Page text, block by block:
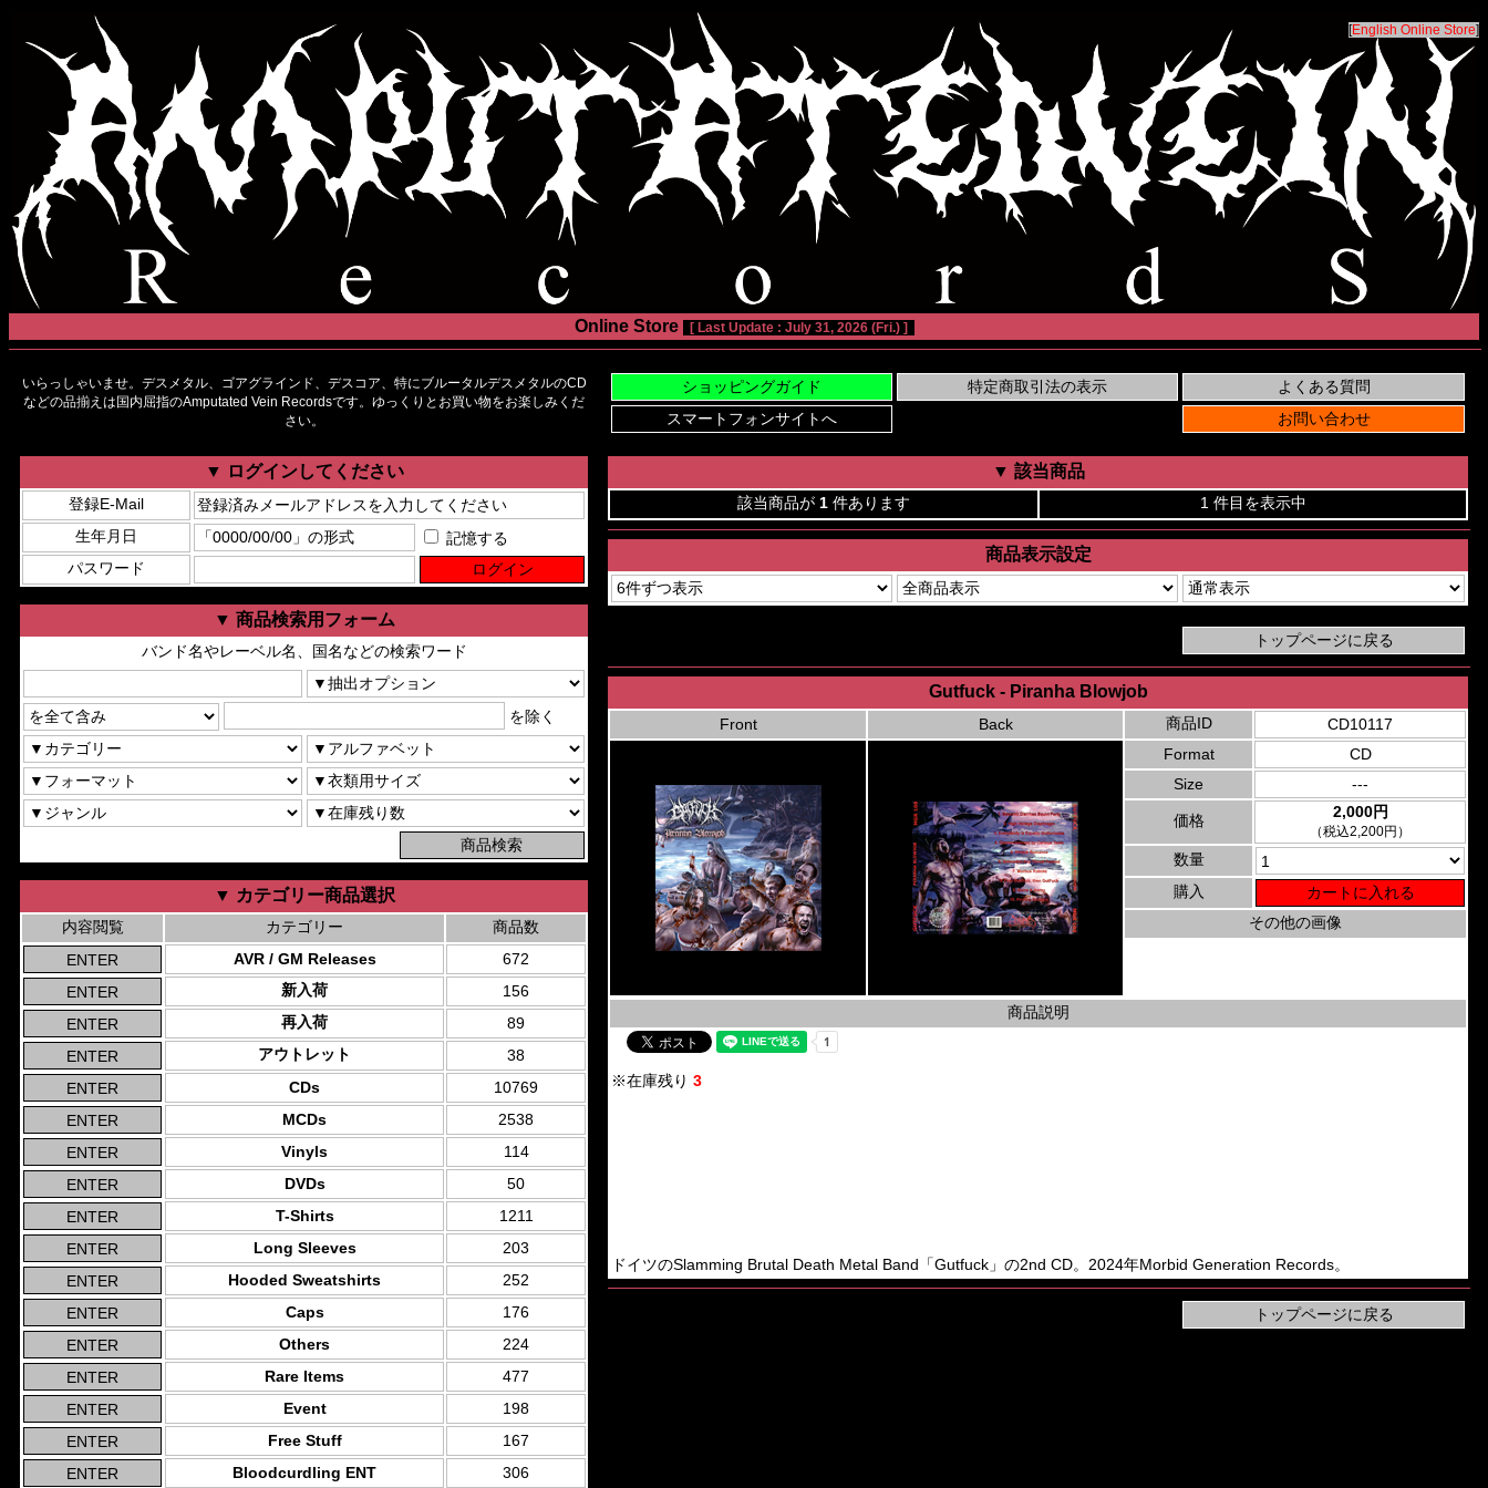
[English Online Store]
Online Store [ Last Update : July 31, 2026 (Fri.) ]
いらっしゃいませ。デスメタル、ゴアグラインド、デスコア、特にブルータルデスメタルのCD
などの品揃えは国内屈指のAmputated Vein Recordsです。ゆっくりとお買い物をお楽しみくだ
さい。
▼ ログインしてください
登録E-Mail
生年月日
記憶する
パスワード
▼ 商品検索用フォーム
バンド名やレーベル名、国名などの検索ワード
を除く
▼ カテゴリー商品選択
内容閲覧 カテゴリー
商品数
AVR / GM Releases
672
新入荷
156
再入荷
89
アウトレット
38
CDs
10769
MCDs
2538
Vinyls
114
DVDs
50
T-Shirts
1211
Long Sleeves
203
Hooded Sweatshirts
252
Caps
176
Others
224
Rare Items
477
Event
198
Free Stuff
167
Bloodcurdling ENT
306
▼ 該当商品
該当商品が 1 件あります 1 件目を表示中
商品表示設定
Gutfuck - Piranha Blowjob
Front Back 商品ID
CD10117
Format
CD
Size
---
価格 2,000円
（税込2,200円）
数量
購入
その他の画像
商品説明
※在庫残り 3
ドイツのSlamming Brutal Death Metal Band「Gutfuck」の2nd CD。2024年Morbid Generation Records。